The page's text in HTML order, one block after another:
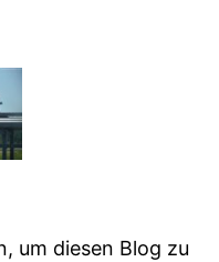
um diesen Blog zu